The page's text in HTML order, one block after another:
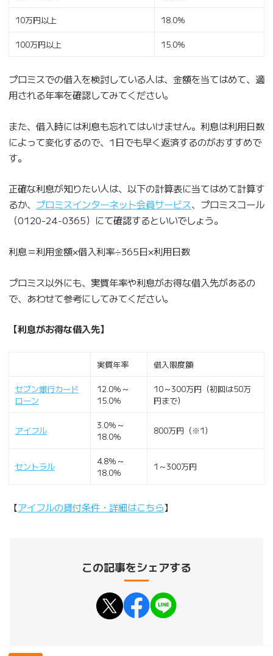
10万円以上 18.0％
100万円以上 15.0％
プロミスでの借入を検討している人は、金額を当てはめて、適
用される年率を確認してみてください。
また、借入時には利息も忘れてはいけません。利息は利用日数
によって変化するので、1日でも早く返済するのがおすすめで
す。
正確な利息が知りたい人は、以下の計算表に当てはめて計算す
るか、 プロミスインターネット会員サービス、プロミスコール
（0120-24-0365）にて確認するといいでしょう。
利息＝利用金額×借入利率÷365日×利用日数
プロミス以外にも、実質年率や利息がお得な借入先があるの
で、あわせて参考にしてみてください。
【利息がお得な借入先】
実質年率 借入限度額
セブン銀行カード
ローン
12.0％～
15.0％
10～300万円（初回は50万
円まで）
アイフル
3.0％～
18.0％
800万円（※1）
セントラル
4.8％～
18.0％
1～300万円
【アイフルの貸付条件・詳細はこちら】
この記事をシェアする